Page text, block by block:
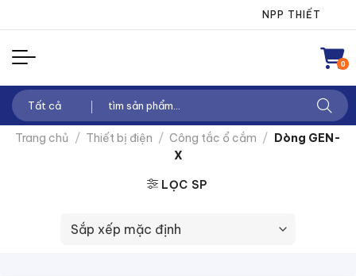
nội
dung
NPP THIẾT BỊ
0
Tìm
kiếm:
Trang chủ / Thiết bị điện / Công tắc ổ cắm / Dòng GEN-
X
LỌC SP